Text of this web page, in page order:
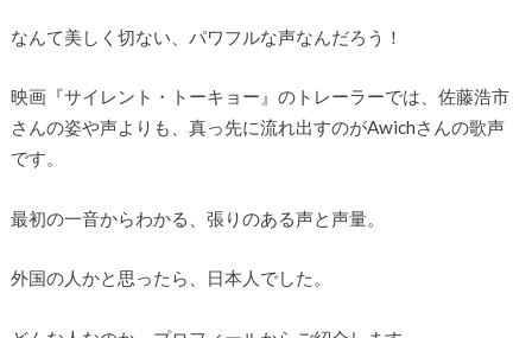
なんて美しく切ない、パワフルな声なんだろう！
映画『サイレント・トーキョー』のトレーラーでは、佐藤浩市
さんの姿や声よりも、真っ先に流れ出すのがAwichさんの歌声
です。
最初の一音からわかる、張りのある声と声量。
外国の人かと思ったら、日本人でした。